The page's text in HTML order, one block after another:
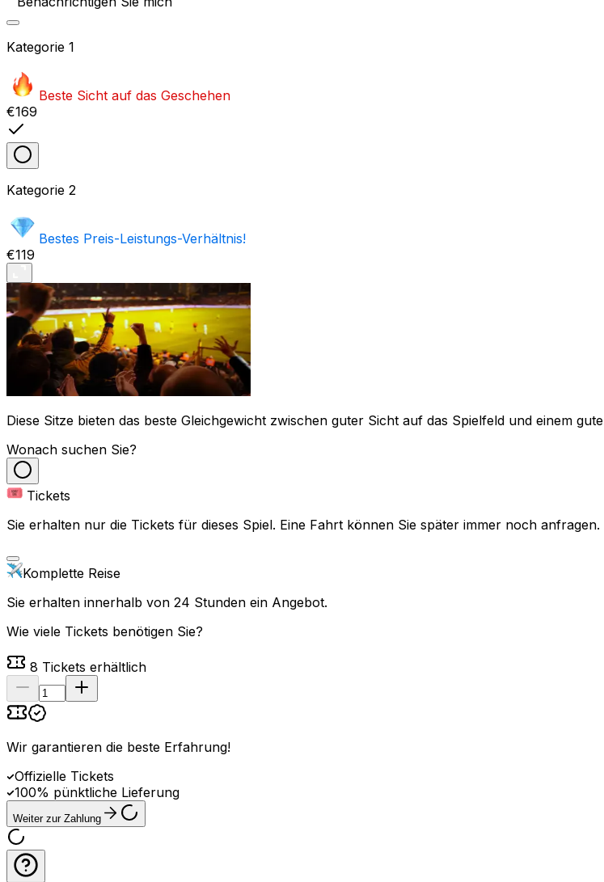
Kategorie 1
Beste Sicht auf das Geschehen
€169
Kategorie 2
Bestes Preis-Leistungs-Verhältnis!
€119
Diese Sitze bieten das beste Gleichgewicht zwischen guter Sicht auf das Spielfeld und einem
Wonach suchen Sie?
Tickets
Sie erhalten nur die Tickets für dieses Spiel. Eine Fahrt können Sie später immer noch anfragen.
Komplette Reise
Sie erhalten innerhalb von 24 Stunden ein Angebot.
Wie viele Tickets benötigen Sie?
8 Tickets erhältlich
Wir garantieren die beste Erfahrung!
Offizielle Tickets
100% pünktliche Lieferung
Weiter zur Zahlung